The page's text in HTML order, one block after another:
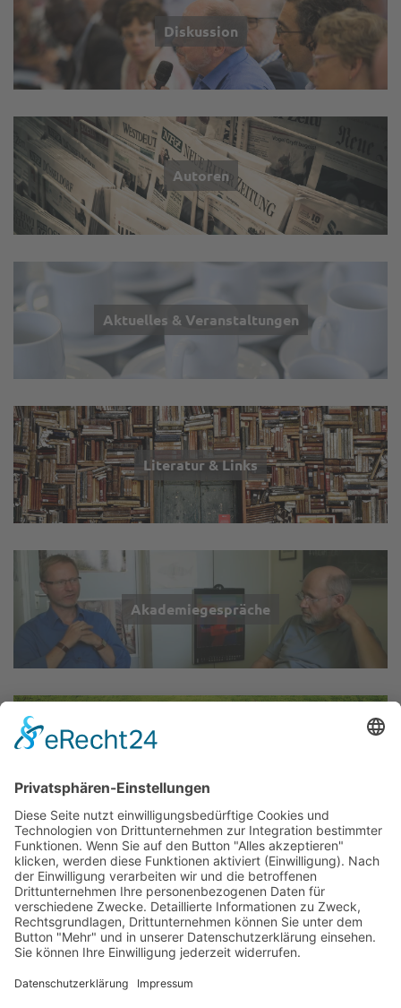
Diskussion
Autoren
Aktuelles & Veranstaltungen
Literatur & Links
Akademiegespräche
▲